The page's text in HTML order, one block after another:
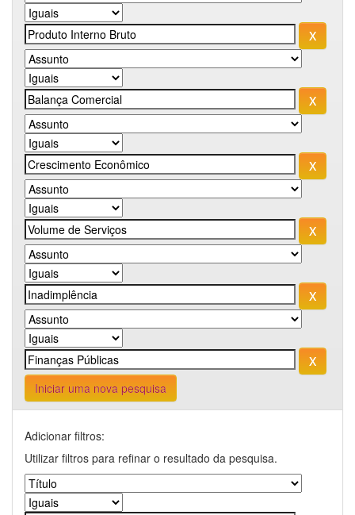
Iniciar uma nova pesquisa
Adicionar filtros:
Utilizar filtros para refinar o resultado da pesquisa.